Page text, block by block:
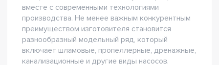
вместе с современными технологиями
производства. Не менее важным конкурентным
преимуществом изготовителя становится
разнообразный модельный ряд, который
включает шламовые, пропеллерные, дренажные,
канализационные и другие виды насосов.